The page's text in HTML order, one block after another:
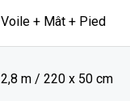
Voile + Mât + Pied
2,8 m / 220 x 50 cm